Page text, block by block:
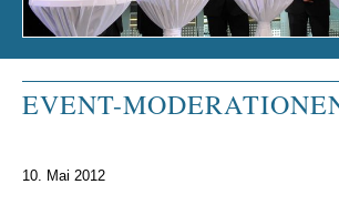
EVENT-
10. Mai 2012